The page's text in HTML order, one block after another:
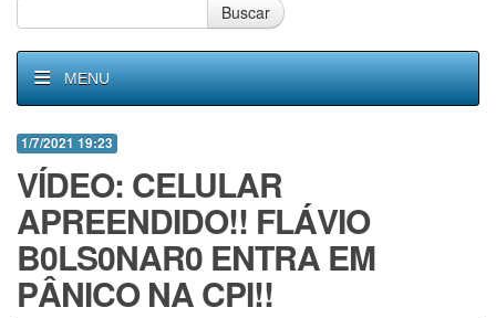
Buscar
MENU
1/7/2021 19:23
VÍDEO: CELULAR
APREENDIDO!! FLÁVIO
B0LS0NAR0 ENTRA EM
PÂNICO NA CPI!!